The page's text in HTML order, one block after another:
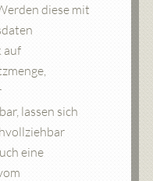
diese mit
auf
lassen sich
eine